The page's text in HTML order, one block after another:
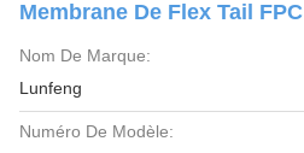
Membrane De Flex Tail FPC
Nom De Marque:
Lunfeng
Numéro De Modèle: